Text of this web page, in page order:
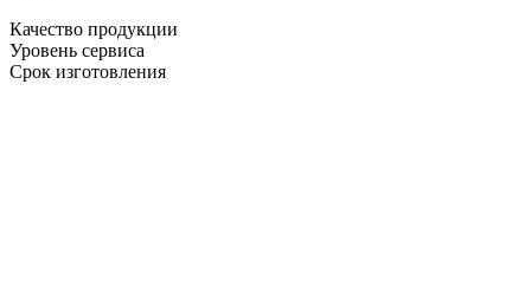
Качество продукции
Уровень сервиса
Срок изготовления